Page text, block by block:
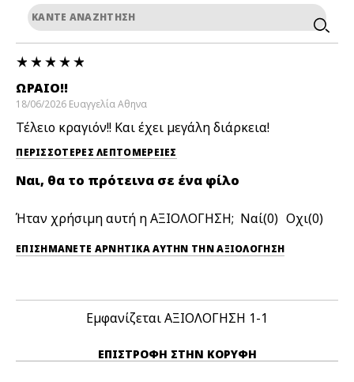
ΩΡΑΊΟ!!
18/06/2026 ΕυαγγελίαΑθηνα
Τέλειο κραγιόν!! Και έχει μεγάλη διάρκεια!
ΠΕΡΙΣΣΌΤΕΡΕΣ ΛΕΠΤΟΜΈΡΕΙΕΣ
Ναι, θα το πρότεινα σε ένα φίλο
Ήταν χρήσιμη αυτή η ΑΞΙΟΛΟΓΗΣΗ; 0 0
ΕΠΙΣΗΜΆΝΕΤΕ ΑΡΝΗΤΙΚΆ ΑΥΤΉΝ ΤΗΝ ΑΞΙΟΛΟΓΗΣΗ
Εμφανίζεται ΑΞΙΟΛΟΓΗΣΗ 1-1
ΕΠΙΣΤΡΟΦΉ ΣΤΗΝ ΚΟΡΥΦΉ